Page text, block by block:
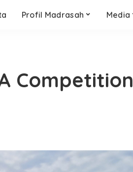
Profil Madrasah Media
Competition